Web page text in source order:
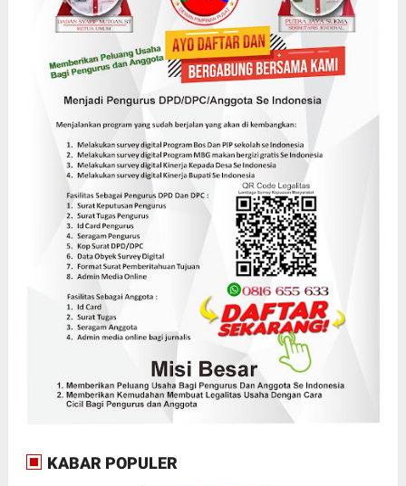
KABAR POPULER